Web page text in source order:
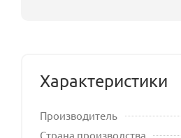
Характеристики
Производитель
Страна производства